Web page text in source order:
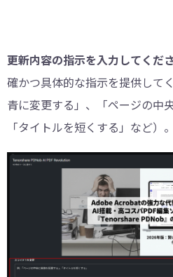
更新内容の指示を入力してくだ
確かつ具体的な指示を提供して
青に変更する」、「ページの中
「タイトルを短くする」など）。